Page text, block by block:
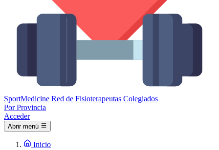
SportMedicine Red de Fisioterapeutas Colegiados
Por Provincia
Acceder
Abrir menú
Inicio